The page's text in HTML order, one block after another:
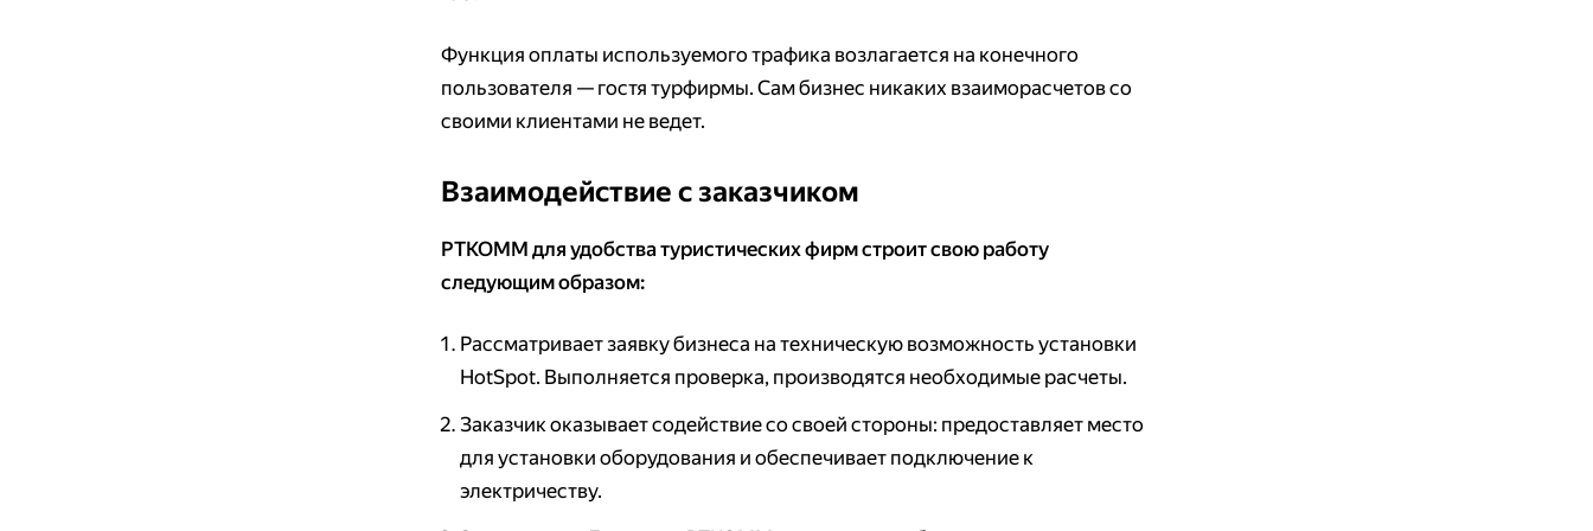
Функция оплаты используемого трафика возлагается на конечного
пользователя — гостя турфирмы. Сам бизнес никаких взаиморасчетов со
своими клиентами не ведет.
Взаимодействие с заказчиком
РТКОММ для удобства туристических фирм строит свою работу
следующим образом:
Рассматривает заявку бизнеса на техническую возможность установки
HotSpot. Выполняется проверка, производятся необходимые расчеты.
Заказчик оказывает содействие со своей стороны: предоставляет место
для установки оборудования и обеспечивает подключение к
электричеству.